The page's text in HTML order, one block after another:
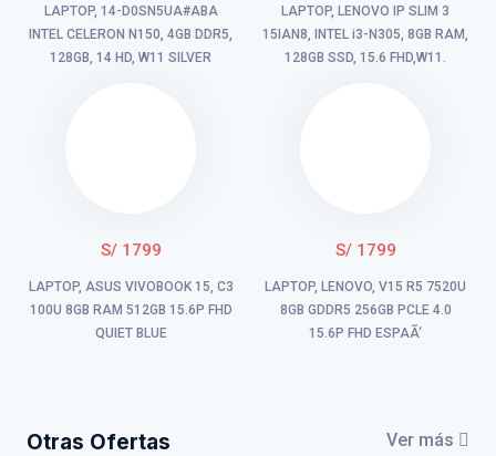
LAPTOP, 14-D0SN5UA#ABA
INTEL CELERON N150, 4GB DDR5,
128GB, 14 HD, W11 SILVER
LAPTOP, LENOVO IP SLIM 3
15IAN8, INTEL i3-N305, 8GB RAM,
128GB SSD, 15.6 FHD,W11.
S/ 1799
LAPTOP, ASUS VIVOBOOK 15, C3
100U 8GB RAM 512GB 15.6P FHD
QUIET BLUE
S/ 1799
LAPTOP, LENOVO, V15 R5 7520U
8GB GDDR5 256GB PCLE 4.0
15.6P FHD ESPAÃ‘
Otras Ofertas Ver más